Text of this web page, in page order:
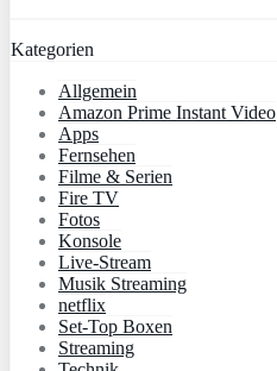
Kategorien
Allgemein
Amazon Prime Instant Video
Apps
Fernsehen
Filme & Serien
Fire TV
Fotos
Konsole
Live-Stream
Musik Streaming
netflix
Set-Top Boxen
Streaming